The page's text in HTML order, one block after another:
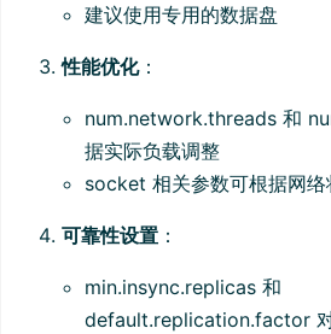
建议使用专用的数据盘
性能优化：
num.network.threads 和
据实际负载调整
socket 相关参数可根据网络
可靠性设置 ：
min.insync.replicas 和
default.replication.factor